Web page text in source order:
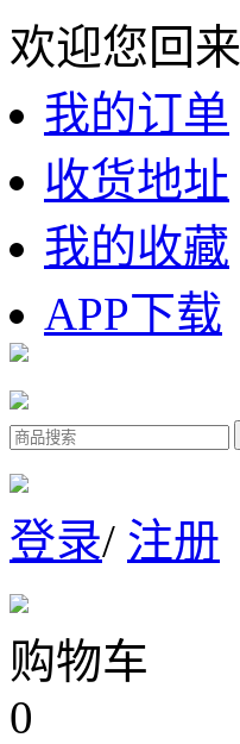
欢迎您回来
我的订单
收货地址
我的收藏
APP下载
登录/ 注册
购物车
0